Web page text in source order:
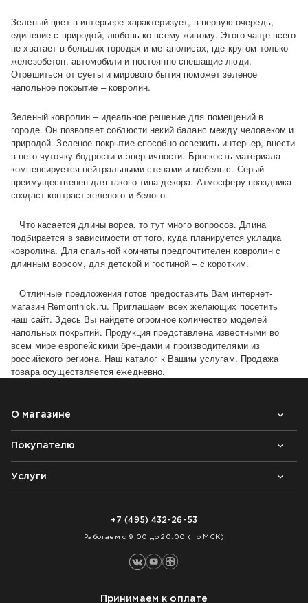
Зеленый цвет в интерьере характеризует, в первую очередь,
единение с природой, любовь ко всему живому. Этого чаще всего
не хватает в больших городах и мегаполисах, где кругом только
железобетон, автомобили и постоянно спешащие люди.
Отрешиться от суеты и мирового бытия поможет зеленое
напольное покрытие – ковролин.
Зеленый ковролин – идеальное решение для помещений в
городе. Он позволяет соблюсти некий баланс между человеком и
природой. Зеленое покрытие способно освежить интерьер, внести
в него чуточку бодрости и энергичности. Броскость материала
компенсируется нейтральными стенами и мебелью. Серый
преимущественен для такого типа декора. Атмосферу праздника
создаст контраст зеленого и белого.
Что касается длины ворса, то тут много вопросов. Длина
подбирается в зависимости от того, куда планируется укладка
ковролина. Для спальной комнаты предпочтителен ковролин с
длинным ворсом, для детской и гостиной – с коротким.
Отличные предложения готов предоставить Вам интернет-
магазин Remontnick.ru. Приглашаем всех желающих посетить
наш сайт. Здесь Вы найдете огромное количество моделей
напольных покрытий. Продукция представлена известными во
всем мире европейскими брендами и производителями из
российского региона. Наш каталог к Вашим услугам. Продажа
товара осуществляется ежедневно.
О магазине
Почему выбирают нас
Контакты
Блог
Покупателю
Возврат товара
Как заказать
Услуги
+7 (495) 432-26-53
Работаем с 9:00 до 20:00 (по МСК)
Принимаем к оплате